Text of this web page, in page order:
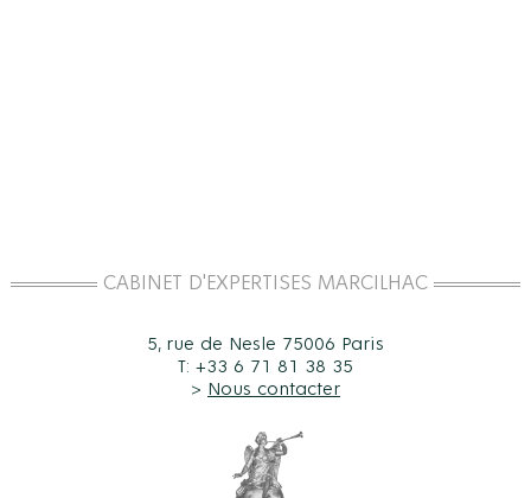
CABINET D'EXPERTISES MARCILHAC
5, rue de Nesle 75006 Paris
T: +33 6 71 81 38 35
> Nous contacter